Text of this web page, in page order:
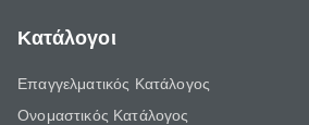
Κατάλογοι
Επαγγελματικός Κατάλογος
Ονομαστικός Κατάλογος